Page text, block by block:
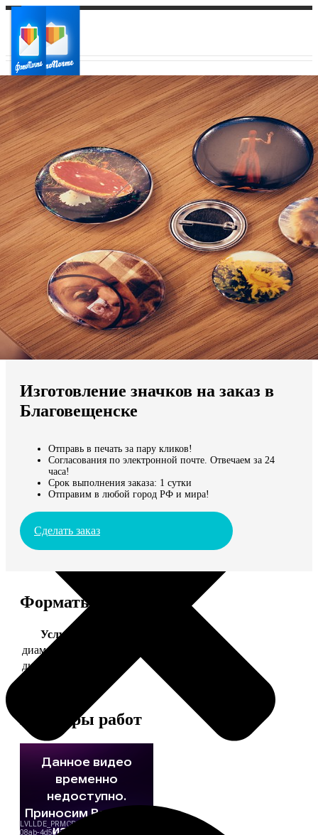
Ваш город:
Ваш регион доставки
Выберите из списка:
Мы доставляем по всему миру
Продолжить без города
Изготовление значков на заказ в
Благовещенске
Отправь в печать за пару кликов!
Согласования по электронной почте. Отвечаем за 24
часа!
Срок выполнения заказа: 1 сутки
Отправим в любой город РФ и мира!
Сделать заказ
Форматы и цены
Услуга
диаметр 37 мм
диаметр 56 мм
Примеры работ